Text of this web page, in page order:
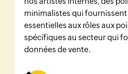
minimalistes qui
essentielles aux rôles aux
spécifiques au secteur qui
données de vente.